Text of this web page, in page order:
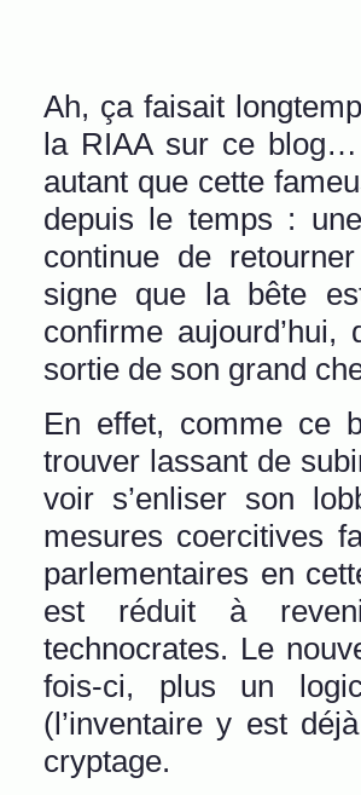
Ah, ça faisait
la RIAA sur ce blog…
autant que cette
depuis le temps :
continue de
signe que la bête
confirme aujourd’hui,
sortie de son grand
En effet, comme ce
trouver lassant de
voir s’enliser son
mesures coercitives
parlementaires en
est réduit à
technocrates. Le
fois-ci, plus un
(l’inventaire y est
cryptage.